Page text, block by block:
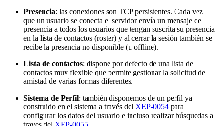
Presencia: las conexiones son TCP persistentes. Cada vez
que un usuario se conecta el servidor envía un mensaje de
presencia a todos los usuarios que tengan suscrita su presencia
en la lista de contactos (roster) y al cerrar la sesión también se
recibe la presencia no disponible (u offline).
Lista de contactos: dispone por defecto de una lista de
contactos muy flexible que permite gestionar la solicitud de
amistad de varias formas diferentes.
Sistema de Perfil: también disponemos de un perfil ya
construido en el sistema a través del XEP-0054 para
configurar los datos del usuario e incluso realizar búsquedas a